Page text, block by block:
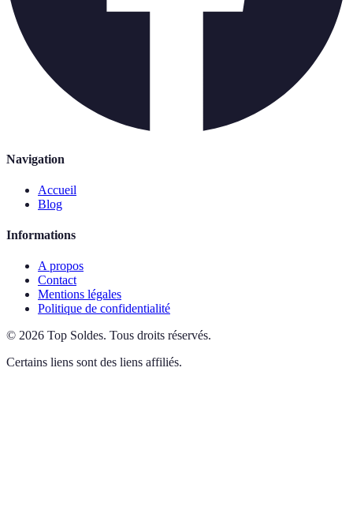
Navigation
Accueil
Blog
Informations
A propos
Contact
Mentions légales
Politique de confidentialité
© 2026 Top Soldes. Tous droits réservés.
Certains liens sont des liens affiliés.